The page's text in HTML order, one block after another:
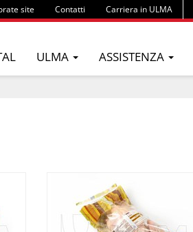
site Contatti Carriera in ULMA
ULMA ASSISTENZA